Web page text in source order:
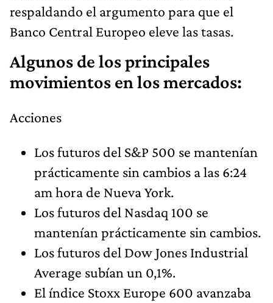
respaldando el argumento para que el
Banco Central Europeo eleve las tasas.
Algunos de los principales
movimientos en los mercados:
Acciones
Los futuros del S&P 500 se mantenían
prácticamente sin cambios a las 6:24
am hora de Nueva York.
Los futuros del Nasdaq 100 se
mantenían prácticamente sin cambios.
Los futuros del Dow Jones Industrial
Average subían un 0,1%.
El índice Stoxx Europe 600 avanzaba